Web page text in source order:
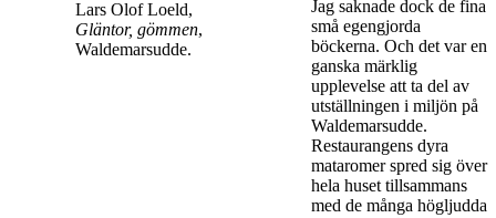
Lars Olof Loeld,
Gläntor, gömmen,
Waldemarsudde.
Jag saknade dock de fina
små egengjorda
böckerna. Och det var en
ganska märklig
upplevelse att ta del av
utställningen i miljön på
Waldemarsudde.
Restaurangens dyra
mataromer spred sig över
hela huset tillsammans
med de många högljudda